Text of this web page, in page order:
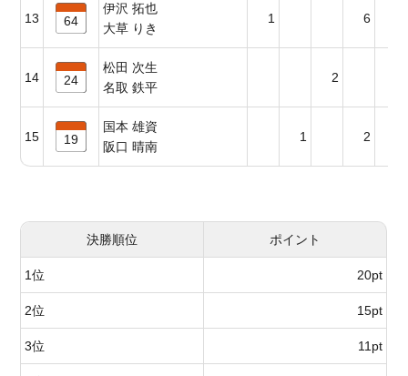
13 64
伊沢 拓也
大草 りき
1 6
14 24
松田 次生
名取 鉄平
2
15 19
国本 雄資
阪口 晴南
1 2
決勝順位 ポイント
1位 20pt
2位 15pt
3位 11pt